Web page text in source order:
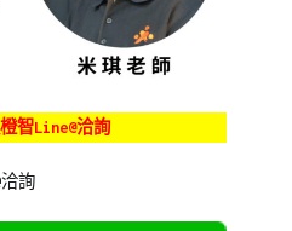
智Line@洽詢
詢